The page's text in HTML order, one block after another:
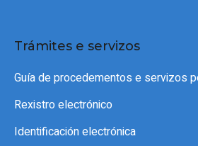
Trámites e servizos
Guía de procedementos e servizos
Rexistro electrónico
Identificación electrónica